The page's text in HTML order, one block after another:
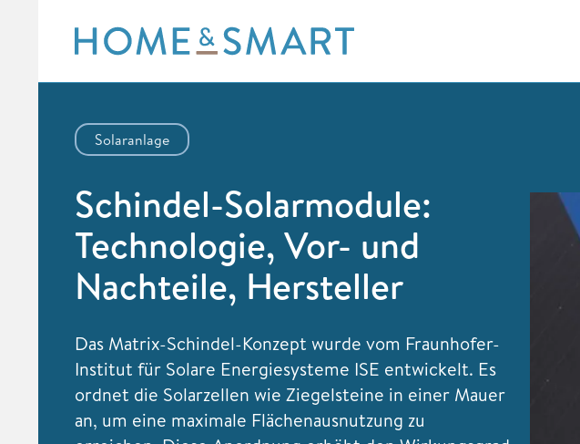
content
Solaranlage
Schindel-Solarmodule:
Technologie, Vor- und
Nachteile, Hersteller
Das Matrix-Schindel-Konzept wurde vom Fraunhofer-
Institut für Solare Energiesysteme ISE entwickelt. Es
ordnet die Solarzellen wie Ziegelsteine in einer Mauer
an, um eine maximale Flächenausnutzung zu